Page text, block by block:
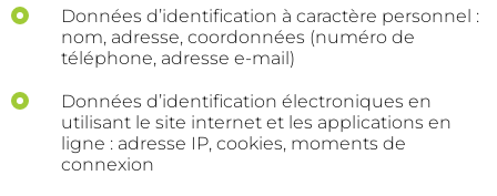
Données d’identification à caractère personnel :
nom, adresse, coordonnées (numéro de
téléphone, adresse e-mail)
Données d’identification électroniques en
utilisant le site internet et les applications en
ligne : adresse IP, cookies, moments de
connexion